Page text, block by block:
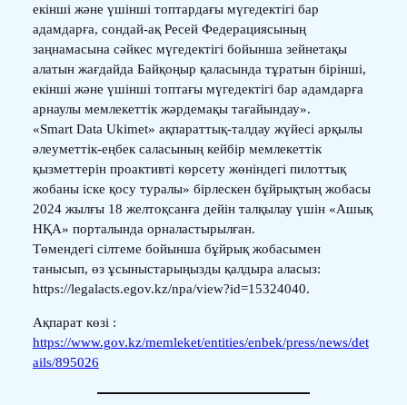
екінші және үшінші топтардағы мүгедектігі бар
адамдарға, сондай-ақ Ресей Федерациясының
заңнамасына сәйкес мүгедектігі бойынша зейнетақы
алатын жағдайда Байқоңыр қаласында тұратын бірінші,
екінші және үшінші топтағы мүгедектігі бар адамдарға
арнаулы мемлекеттік жәрдемақы тағайындау».
«Smart Data Ukimet» ақпараттық-талдау жүйесі арқылы
әлеуметтік-еңбек саласының кейбір мемлекеттік
қызметтерін проактивті көрсету жөніндегі пилоттық
жобаны іске қосу туралы» бірлескен бұйрықтың жобасы
2024 жылғы 18 желтоқсанға дейін талқылау үшін «Ашық
НҚА» порталында орналастырылған.
Төмендегі сілтеме бойынша бұйрық жобасымен
танысып, өз ұсыныстарыңызды қалдыра аласыз:
https://legalacts.egov.kz/npa/view?id=15324040.
Ақпарат көзі :
https://www.gov.kz/memleket/entities/enbek/press/news/det
ails/895026